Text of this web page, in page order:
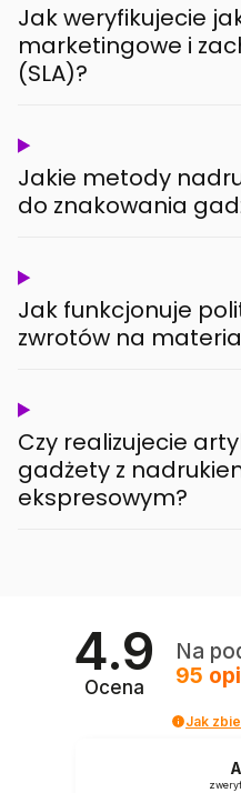
Jak weryfikujecie
marketingowe i
(SLA)?
Jakie metody
do znakowania
Jak funkcjonuje
zwrotów na
Czy realizujecie
gadżety z
ekspresowym?
4.9
Ocena
Na
95
Jak